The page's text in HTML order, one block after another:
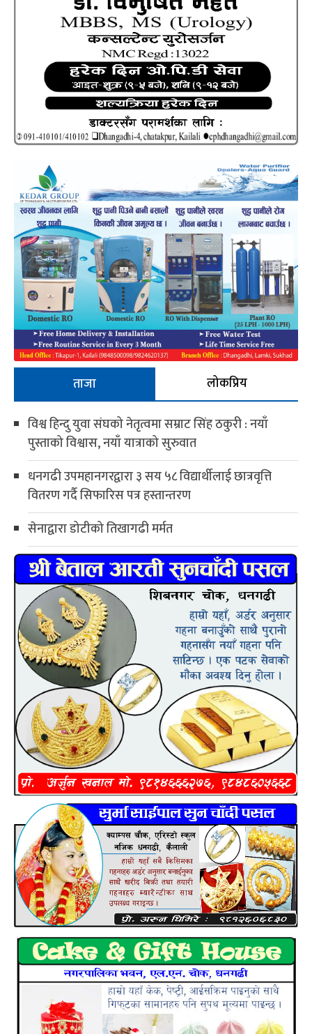
ताजा
लोकप्रिय
विश्व हिन्दु युवा संघको नेतृत्वमा सम्राट सिंह ठकुरी : नयाँ
पुस्ताको विश्वास, नयाँ यात्राको सुरुवात
धनगढी उपमहानगरद्वारा ३ सय ५८ विद्यार्थीलाई छात्रवृत्ति
वितरण गर्दै सिफारिस पत्र हस्तान्तरण
सेनाद्वारा डोटीको तिखागढी मर्मत